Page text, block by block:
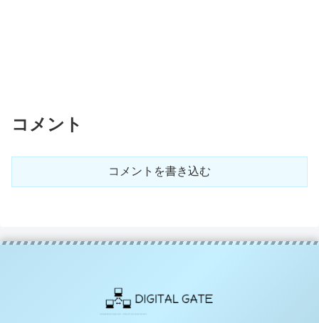
コメント
コメントを書き込む